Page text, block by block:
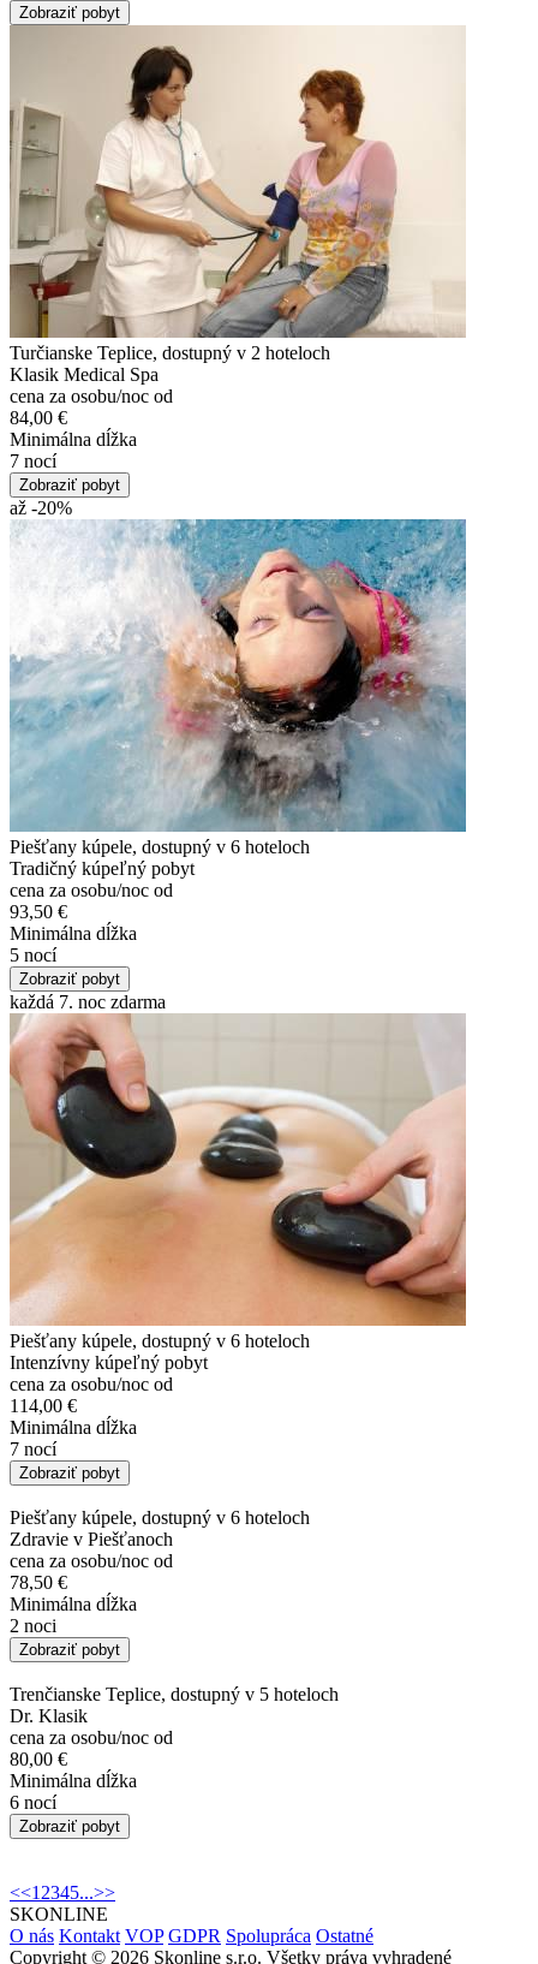
Zobraziť pobyt
Turčianske Teplice, dostupný v 2 hoteloch
Klasik Medical Spa
cena za osobu/noc od
84,00 €
Minimálna dĺžka
7 nocí
Zobraziť pobyt
až -20%
Piešťany kúpele, dostupný v 6 hoteloch
Tradičný kúpeľný pobyt
cena za osobu/noc od
93,50 €
Minimálna dĺžka
5 nocí
Zobraziť pobyt
každá 7. noc zdarma
Piešťany kúpele, dostupný v 6 hoteloch
Intenzívny kúpeľný pobyt
cena za osobu/noc od
114,00 €
Minimálna dĺžka
7 nocí
Zobraziť pobyt
Piešťany kúpele, dostupný v 6 hoteloch
Zdravie v Piešťanoch
cena za osobu/noc od
78,50 €
Minimálna dĺžka
2 noci
Zobraziť pobyt
Trenčianske Teplice, dostupný v 5 hoteloch
Dr. Klasik
cena za osobu/noc od
80,00 €
Minimálna dĺžka
6 nocí
Zobraziť pobyt
<<1 2345...>>
SKONLINE
O nás Kontakt VOP GDPR Spolupráca Ostatné
Copyright © 2026 Skonline s.r.o. Všetky práva vyhradené